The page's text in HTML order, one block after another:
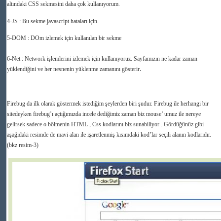
altındaki CSS sekmesini daha çok kullanıyorum.
4-JS : Bu sekme javascript hataları için.
5-DOM : DOm izlemek için kullanılan bir sekme
6-Net : Network işlemlerini izlemek için kullanıyoruz. Sayfamızın ne kadar zaman
yüklendiğini ve her nesnenin yüklenme zamanını gösterir.
Firebug da ilk olarak göstermek istediğim şeylerden biri şudur. Firebug ile herhangi bir
sitedeyken firebug’ı açtığımızda incele dediğimiz zaman biz mouse’ umuz ile nereye
gelirsek sadece o bölmenin HTML , Css kodlarını biz sunabiliyor . Gördüğünüz gibi
aşağıdaki resimde de mavi alan ile işaretlenmiş kısımdaki kod’lar seçili alanın kodlarıdır.
(bkz resim-3)